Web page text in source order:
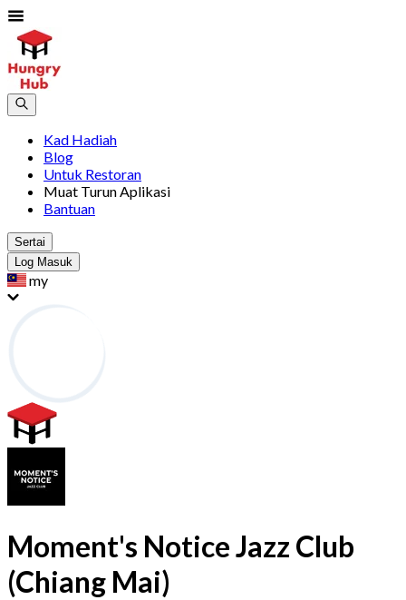
Kad Hadiah
Blog
Untuk Restoran
Muat Turun Aplikasi
Bantuan
Sertai
Log Masuk
my
Moment's Notice Jazz Club
(Chiang Mai)